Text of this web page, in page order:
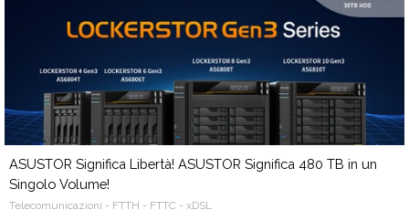
ASUSTOR Significa Libertà! ASUSTOR Significa 480 TB in un
Singolo Volume!
Telecomunicazioni - FTTH - FTTC - xDSL